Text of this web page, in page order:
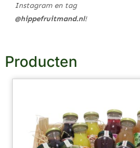
Instagram en tag
@hippefruitmand.nl!
Producten